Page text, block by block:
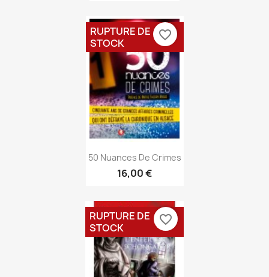
Aperçu rapide
50 Nuances De Crimes
16,00 €
RUPTURE DE
STOCK
favorite_border
RUPTURE DE
STOCK
favorite_border